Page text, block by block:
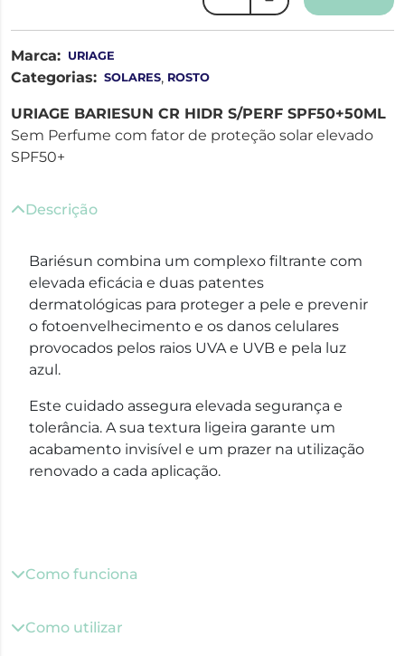
Marca: URIAGE
Categorias: SOLARES, ROSTO
URIAGE BARIESUN CR HIDR S/PERF SPF50+50ML
Sem Perfume com fator de proteção solar elevado
SPF50+
Descrição
Bariésun combina um complexo filtrante com
elevada eficácia e duas patentes
dermatológicas para proteger a pele e prevenir
o fotoenvelhecimento e os danos celulares
provocados pelos raios UVA e UVB e pela luz
azul.
Este cuidado assegura elevada segurança e
tolerância. A sua textura ligeira garante um
acabamento invisível e um prazer na utilização
renovado a cada aplicação.
Como funciona
Como utilizar